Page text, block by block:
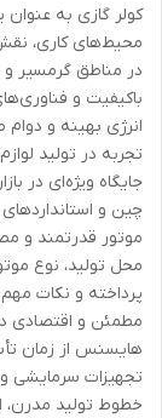
کولر گازی به
محیط‌های کاری،
در مناطق گرمسیر و
باکیفیت و
انرژی بهینه و
تجربه در تولید
جایگاه ویژه‌ای در
چین و
موتور قدرتمند و
محل تولید، نوع
پرداخته و نکات مهم
مطمئن و اقتصادی
تجهیزات سرمایشی
خطوط تولید مدرن،